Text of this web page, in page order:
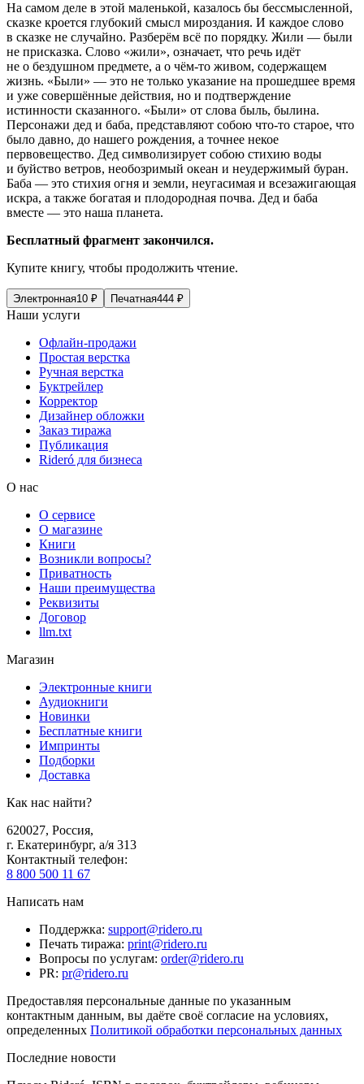
На самом деле в этой маленькой, казалось бы бессмысленной,
сказке кроется глубокий смысл мироздания. И каждое слово
в сказке не случайно. Разберём всё по порядку. Жили — были
не присказка. Слово «жили», означает, что речь идёт
не о бездушном предмете, а о чём-то живом, содержащем
жизнь. «Были» — это не только указание на прошедшее время
и уже совершённые действия, но и подтверждение
истинности сказанного. «Были» от слова быль, былина.
Персонажи дед и баба, представляют собою что-то старое, что
было давно, до нашего рождения, а точнее некое
первовещество. Дед символизирует собою стихию воды
и буйство ветров, необозримый океан и неудержимый буран.
Баба — это стихия огня и земли, неугасимая и всезажигающая
искра, а также богатая и плодородная почва. Дед и баба
вместе — это наша планета.
Бесплатный фрагмент закончился.
Купите книгу, чтобы продолжить чтение.
Электронная10 ₽ Печатная444 ₽
Наши услуги
Офлайн-продажи
Простая верстка
Ручная верстка
Буктрейлер
Корректор
Дизайнер обложки
Заказ тиража
Публикация
Rideró для бизнеса
О нас
О сервисе
О магазине
Книги
Возникли вопросы?
Приватность
Наши преимущества
Реквизиты
Договор
llm.txt
Магазин
Электронные книги
Аудиокниги
Новинки
Бесплатные книги
Импринты
Подборки
Доставка
Как нас найти?
620027, Россия,
г. Екатеринбург, а/я 313
Контактный телефон:
8 800 500 11 67
Написать нам
Поддержка: support@ridero.ru
Печать тиража: print@ridero.ru
Вопросы по услугам: order@ridero.ru
PR: pr@ridero.ru
Предоставляя персональные данные по указанным
контактным данным, вы даёте своё согласие на условиях,
определенных Политикой обработки персональных данных
Последние новости